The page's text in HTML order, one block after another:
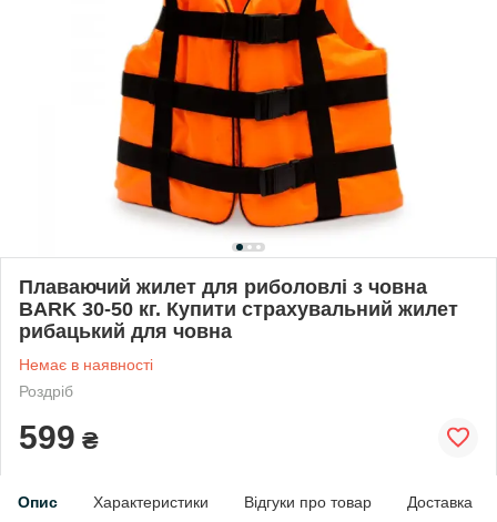
Плаваючий жилет для риболовлі з човна
BARK 30-50 кг. Купити страхувальний жилет
рибацький для човна
Немає в наявності
Роздріб
599 ₴
Опис Характеристики Відгуки про товар Доставка